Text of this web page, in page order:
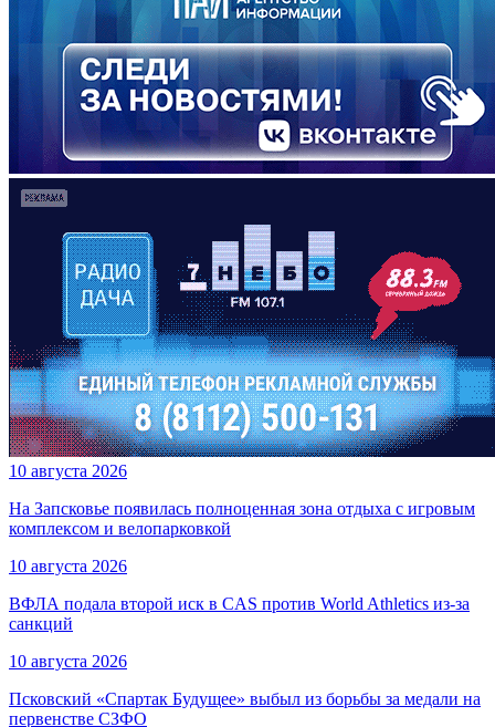
10 августа 2026
На Запсковье появилась полноценная зона отдыха с игровым
комплексом и велопарковкой
10 августа 2026
ВФЛА подала второй иск в CAS против World Athletics из-за
санкций
10 августа 2026
Псковский «Спартак Будущее» выбыл из борьбы за медали на
первенстве СЗФО